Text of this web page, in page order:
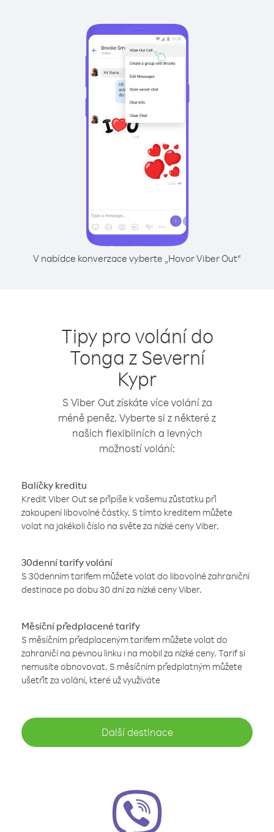
V nabídce konverzace vyberte „Hovor Viber Out“
Tipy pro volání do
Tonga z Severní
Kypr
S Viber Out získáte více volání za
méně peněz. Vyberte si z některé z
našich flexibilních a levných
možností volání:
Balíčky kreditu
Kredit Viber Out se připíše k vašemu zůstatku při
zakoupení libovolné částky. S tímto kreditem můžete
volat na jakékoli číslo na světe za nízké ceny Viber.
30denní tarify volání
S 30denním tarifem můžete volat do libovolné zahraniční
destinace po dobu 30 dní za nízké ceny Viber.
Měsíční předplacené tarify
S měsíčním předplaceným tarifem můžete volat do
zahraničí na pevnou linku i na mobil za nízké ceny. Tarif si
nemusíte obnovovat. S měsíčním předplatným můžete
ušetřit za volání, které už využíváte
Další destinace